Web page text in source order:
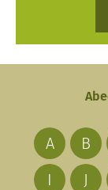
A B
I
J